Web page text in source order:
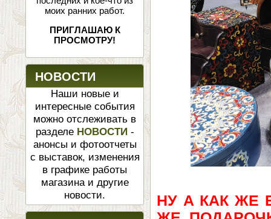
моих ранних работ.
ПРИГЛАШАЮ К
ПРОСМОТРУ!
НОВОСТИ
Наши новые и
интересные события
можно отслеживать в
разделе НОВОСТИ -
анонсы и фотоотчеты
с выставок, изменения
в графике работы
магазина и другие
новости.
НУ А КАК ЖЕ